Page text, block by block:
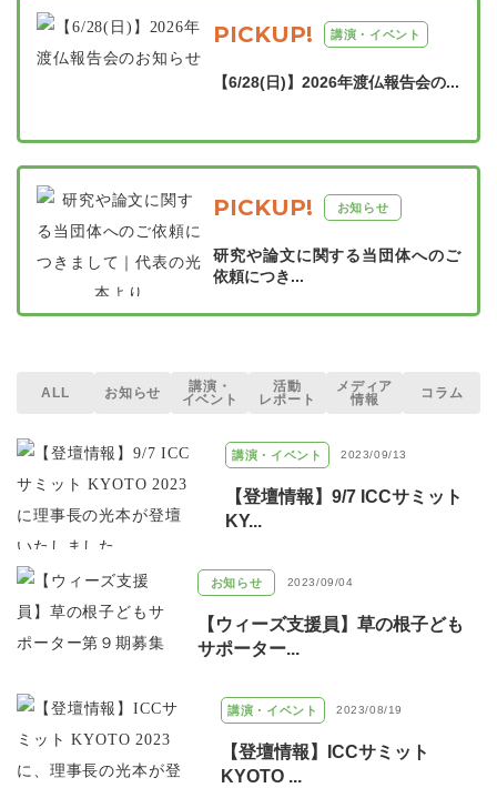
PICKUP! 講演・イベント
【6/28(日)】2026年渡仏報告会の...
PICKUP! お知らせ
研究や論文に関する当団体へのご
依頼につき...
ALL お知らせ
講演・
イベント
活動
レポート
メディア
情報
コラム
講演・イベント 2023/09/13
【登壇情報】9/7 ICCサミット
KY...
お知らせ 2023/09/04
【ウィーズ支援員】草の根子ども
サポーター...
講演・イベント 2023/08/19
【登壇情報】ICCサミット
KYOTO ...